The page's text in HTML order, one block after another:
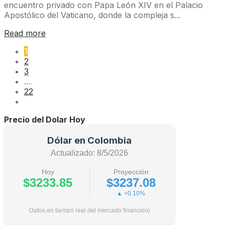
encuentro privado con Papa León XIV en el Palacio
Apostólico del Vaticano, donde la compleja s...
Read more
1
2
3
…
22
Precio del Dolar Hoy
Dólar en Colombia
Actualizado: 8/5/2026
Hoy
$3233.85
Proyección
$3237.08
▲ +0.10%
Datos en tiempo real del mercado financiero